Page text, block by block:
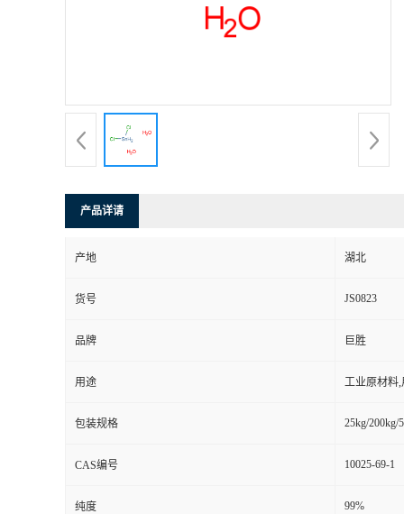
产品详请
产地 湖北
货号 JS0823
品牌 巨胜
用途 工业原材料
包装规格 25kg/200kg/
CAS编号 10025-69-1
纯度 99%